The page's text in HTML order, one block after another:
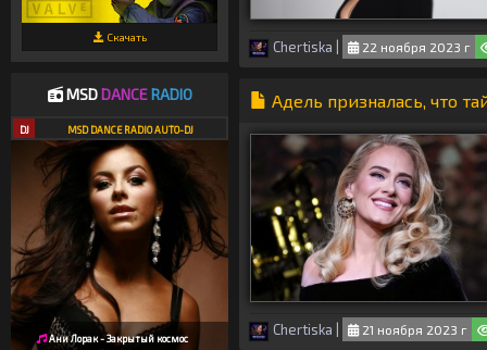
Скачать
MSDDANCE RADIO
DJ MSD DANCE RADIO AUTO-DJ
Ани Лорак - Закрытый космос
Chertiska 22 ноября 2023 г
Адель призналась, что
Chertiska 21 ноября 2023 г